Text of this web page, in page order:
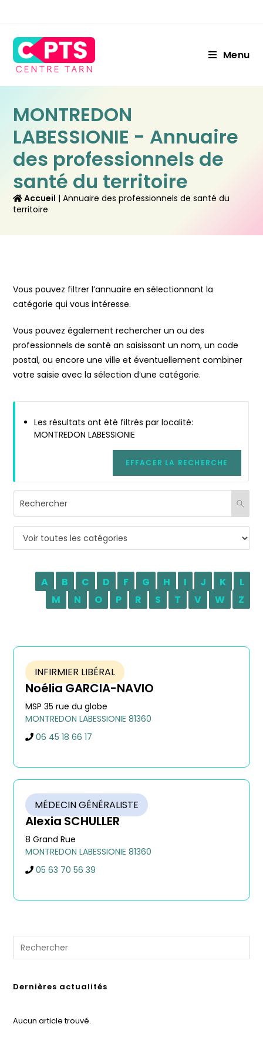
Menu
MONTREDON
LABESSIONIE - Annuaire
des professionnels de
santé du territoire
Accueil | Annuaire des professionnels de santé du
territoire
Vous pouvez filtrer l’annuaire en sélectionnant la
catégorie qui vous intéresse.
Vous pouvez également rechercher un ou des
professionnels de santé an saisissant un nom, un code
postal, ou encore une ville et éventuellement combiner
votre saisie avec la sélection d’une catégorie.
Les résultats ont été filtrés par localité:
MONTREDON LABESSIONIE
EFFACER LA RECHERCHE
A B C D F G H I J K
L
M
N O P R S T V W Z
INFIRMIER LIBÉRAL
NoéliaGARCIA-NAVIO
MSP 35 rue du globe
MONTREDON LABESSIONIE 81360
06 45 18 66 17
MÉDECIN GÉNÉRALISTE
AlexiaSCHULLER
8 Grand Rue
MONTREDON LABESSIONIE 81360
05 63 70 56 39
Dernières actualités
Aucun article trouvé.